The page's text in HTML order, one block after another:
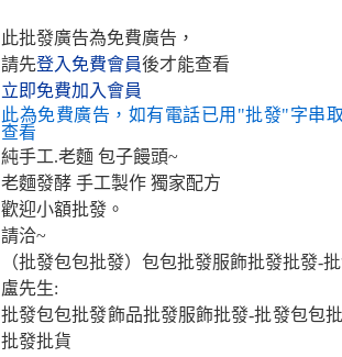
此批發廣告為免費廣告，
請先登入免費會員後才能查看
立即免費加入會員
此為免費廣告，如有電話已用"批發"字串
查看
純手工.老麵 包子饅頭~
老麵發酵 手工製作 獨家配方
歡迎小額批發。
請洽~
（批發包包批發）包包批發服飾批發批發-
盧先生:
批發包包批發飾品批發服飾批發-批發包包
批發批貨